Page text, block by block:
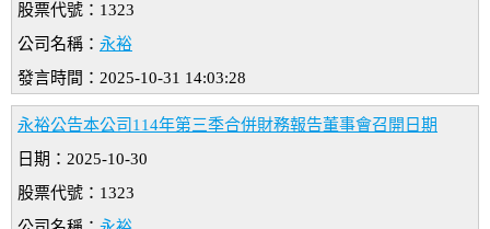
股票代號：1323
公司名稱： 永裕
發言時間：2025-10-31 14:03:28
永裕公告本公司114年第三季合併財務報告董事會召開日期
日期：2025-10-30
股票代號：1323